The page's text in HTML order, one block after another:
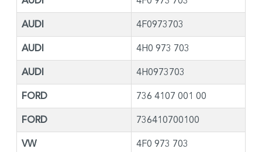
AUDI 4F0973703
AUDI 4H0 973 703
AUDI 4H0973703
FORD 736 4107 001 00
FORD 736410700100
VW 4F0 973 703